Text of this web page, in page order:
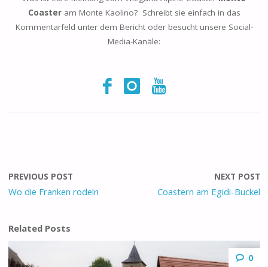
Coasteram Monte Kaolino? Schreibt sie einfach in das
Kommentarfeld unter dem Bericht oder besucht unsere Social-
Media-Kanäle:
PREVIOUS POST
Wo die Franken rodeln
NEXT POST
Coastern am Egidi-Buckel
Related Posts
0